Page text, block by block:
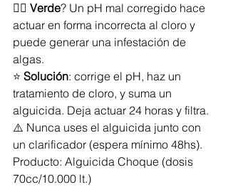
👉🏻 Verde? Un pH mal corregido hace
actuar en forma incorrecta al cloro y
puede generar una infestación de
algas.
⭐️ Solución: corrige el pH, haz un
tratamiento de cloro, y suma un
alguicida. Deja actuar 24 horas y filtra.
⚠️ Nunca uses el alguicida junto con
un clarificador (espera mínimo 48hs).
Producto: Alguicida Choque (dosis
70cc/10.000 lt.)